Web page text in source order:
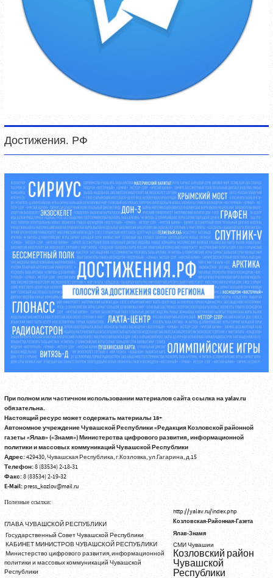
Достижения. РФ
При полном или частичном использовании материалов сайта ссылка на yalav.ru
обязательна.
Настоящий ресурс может содержать материалы 18+
Автономное учреждение Чувашской Республики «Редакция Козловской районной
газеты «Ялав» («Знамя») Министерства цифрового развития, информационной
политики и массовых коммуникаций Чувашской Республики
Адрес:429430, Чувашская Республика, г.Козловка, ул.Гагарина, д.15
Телефон:8 (83534) 2-18-31
Факс:8 (83534) 2-19-32
E-Mail:press_kozlov@mail.ru
Полезные ссылки:
ГЛАВА ЧУВАШСКОЙ РЕСПУБЛИКИ
Государственный Совет Чувашской Республики
КАБИНЕТ МИНИСТРОВ ЧУВАШСКОЙ РЕСПУБЛИКИ
Министерство цифрового развития, информационной
политики и массовых коммуникаций Чувашской
Республики
http://yalav.ru/index.php
Козловская-Районная-Газета
Ялав-Знамя
СМИ Чувашии
Козловский район
Чувашской
Республики